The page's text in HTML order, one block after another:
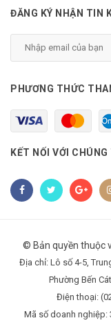
ĐĂNG KÝ NHẬN TIN
PHƯƠNG THỨC
KẾT NỐI VỚI CHÚNG
© Bản quyền thuộc
Địa chỉ: Lô số 4-5,
Phường Bến
Điện thoại:
Mã số doanh nghiệp: